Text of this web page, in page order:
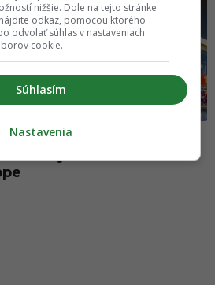
prichádza s
si budeš môcť
nižšie. Dole na tejto stránke
odkaz, pomocou ktorého
odvolať súhlas v nastaveniach
cookie.
Súhlasím
Nastavenia